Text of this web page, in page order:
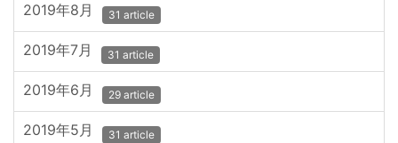
2019年8月 31 article
2019年7月 31 article
2019年6月 29 article
2019年5月 31 article